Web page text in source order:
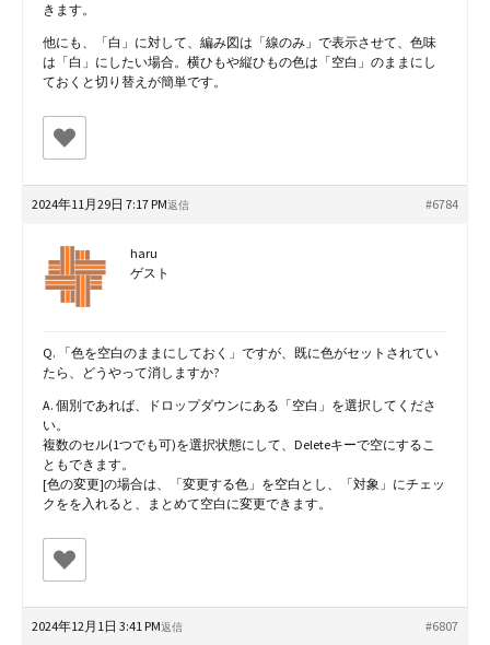
きます。
他にも、「白」に対して、編み図は「線のみ」で表示させて、色味
は「白」にしたい場合。横ひもや縦ひもの色は「空白」のままにし
ておくと切り替えが簡単です。
2024年11月29日 7:17 PM #6784
返信
haru
ゲスト
Q. 「色を空白のままにしておく」ですが、既に色がセットされてい
たら、どうやって消しますか?
A. 個別であれば、ドロップダウンにある「空白」を選択してくださ
い。
複数のセル(1つでも可)を選択状態にして、Deleteキーで空にするこ
ともできます。
[色の変更]の場合は、「変更する色」を空白とし、「対象」にチェッ
クをを入れると、まとめて空白に変更できます。
2024年12月1日 3:41 PM #6807
返信